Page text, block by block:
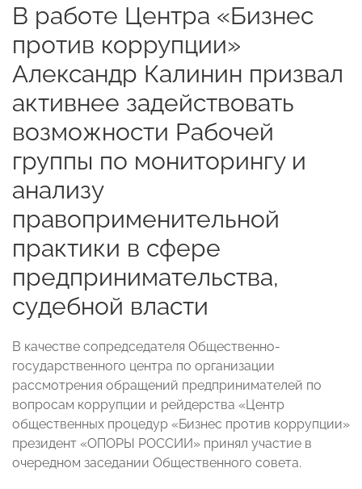
В работе Центра «Бизнес
против коррупции»
Александр Калинин призвал
активнее задействовать
возможности Рабочей
группы по мониторингу и
анализу
правоприменительной
практики в сфере
предпринимательства,
судебной власти
В качестве сопредседателя Общественно-
государственного центра по организации
рассмотрения обращений предпринимателей по
вопросам коррупции и рейдерства «Центр
общественных процедур «Бизнес против коррупции»
президент «ОПОРЫ РОССИИ» принял участие в
очередном заседании Общественного совета.